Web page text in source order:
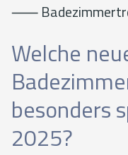
⸺
Welche
besonders
2025?